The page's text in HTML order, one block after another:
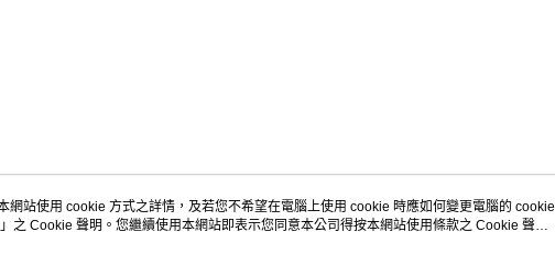
關於我們 客服資訊
網站使用 cookie 方式之詳情，及若您不希望在電腦上使用 cookie 時應如何變更電腦的 cookie
」之 Cookie 聲明。您繼續使用本網站即表示您同意本公司得按本網站使用條款之 Cookie 聲明